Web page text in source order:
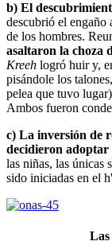
b) El
descubrió el engaño
de los hombres.
asaltaron la choza
Kreeh logró huir y,
pisándole los talones,
pelea que tuvo
Ambos fueron
c) La inversión de
decidieron adoptar
las niñas, las únicas
sido iniciadas en el
Las